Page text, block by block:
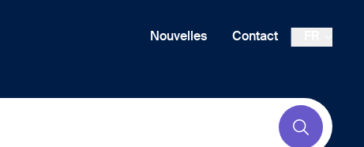
Nouvelles Contact
Submit